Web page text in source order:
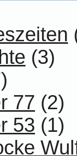
(3)
77 (2)
53 (1)